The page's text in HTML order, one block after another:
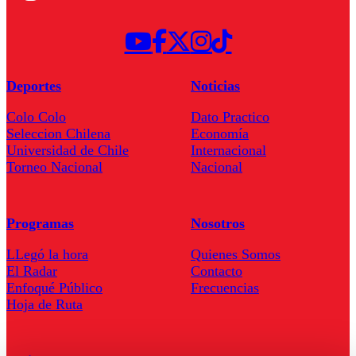
Deportes
Colo Colo
Seleccion Chilena
Universidad de Chile
Torneo Nacional
Noticias
Dato Practico
Economía
Internacional
Nacional
Programas
LLegó la hora
El Radar
Enfoqué Público
Hoja de Ruta
Nosotros
Quienes Somos
Contacto
Frecuencias